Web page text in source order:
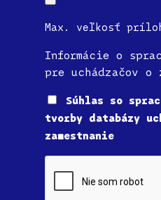
Max. veľkosť
Informácie o
pre uchádzačov o
SúhlasSúhlas so
tvorby databázy
zamestnanie